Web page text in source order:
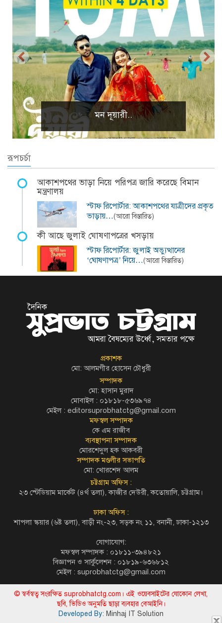
প্রাকৃতিক দৃশ্য
রূপচর্চা
আকাশপথের ভাড়া নিয়ে পরিপত্র জারি করেছে বিমান
মন্ত্রণালয়
স্টাফ রিপোর্টার: আকাশপথের যাত্রীদের প্রকৃত
ভাড়ায়…(আরো বিস্তারিত)
কী আছে জুলাই ঘোষণাপত্রের খসড়ায়
স্টাফ রিপোর্টার: জুলাই অভ্যুত্থানের
‘ঘোষণাপত্র’ নিয়ে…(আরো বিস্তারিত)
প্রকাশক
মো: আলমগীর হোসেন চৌধুরী
সম্পাদক
মো: হাসান মুরাদ
মোবাইল : ০১৮১৮-৫৩৬৯৭৪
মেইল : editorsuprobhatctg@gmail.com
মফস্বল সম্পাদক
কে এম রাজীব
ব্যবস্থাপনা সম্পাদক
মোরশেদুল হক আকবরী
সম্পাদক মণ্ডলীর সভাপতি
মো: খোরশেদ আলম
চট্টগ্রাম অফিস :
২৩ স্টেডিয়াম মার্কেট (৪র্থ তলা), কাজীর দেউরী, কতোয়ালি, চট্টগ্রাম।
ঢাকা অফিস :
শাপলা স্কয়ার (৬ষ্ট তলা), বাড়ী নং-২৩, সড়ক নং ১১, বনানী, ঢাকা-১২১৩
যোগাযোগ:
মফস্বল সম্পাদক : ০১৮১১-৩৯৪৮২১
বিজ্ঞাপন ও সার্কুলেশন : ০১৮১৯-৬৩৬৮১২
মেইল : suprobhatctg@gmail.com
© স্বর্বস্বত্ব সংরক্ষিত suprobhatctg.com। এই ওয়েবসাইটের যোকোন লেখা,
ছবি, ভিডিও অনুমতি ছাড়া ব্যবহার বেআইনি।
Developed By: Minhaj IT Solution